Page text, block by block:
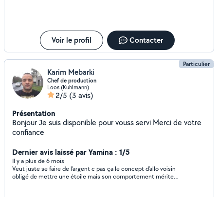
Voir le profil Contacter
Particulier
Karim Mebarki
Chef de production
Loos (Kuhlmann)
2/5 (3 avis)
Présentation
Bonjour Je suis disponible pour vouss servi Merci de votre
confiance
Dernier avis laissé par Yamina : 1/5
Il y a plus de 6 mois
Veut juste se faire de l’argent c pas ça le concept d’allo voisin
obligé de mettre une étoile mais son comportement mérite